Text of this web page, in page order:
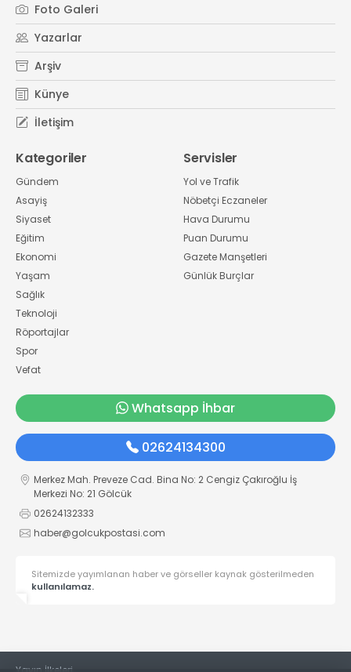
Foto Galeri
Yazarlar
Arşiv
Künye
İletişim
Kategoriler
Gündem
Asayiş
Siyaset
Eğitim
Ekonomi
Yaşam
Sağlık
Teknoloji
Röportajlar
Spor
Vefat
Servisler
Yol ve Trafik
Nöbetçi Eczaneler
Hava Durumu
Puan Durumu
Gazete Manşetleri
Günlük Burçlar
Whatsapp İhbar
02624134300
Merkez Mah. Preveze Cad. Bina No: 2 Cengiz Çakıroğlu İş
Merkezi No: 21 Gölcük
02624132333
haber@golcukpostasi.com
Sitemizde yayımlanan haber ve görseller kaynak gösterilmeden
kullanılamaz.